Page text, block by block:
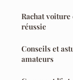
Rachat voiture
réussie
Conseils et
amateurs